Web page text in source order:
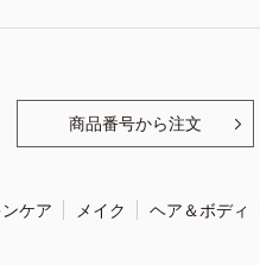
商品番号から注文
ケア メイク ヘア＆ボディ